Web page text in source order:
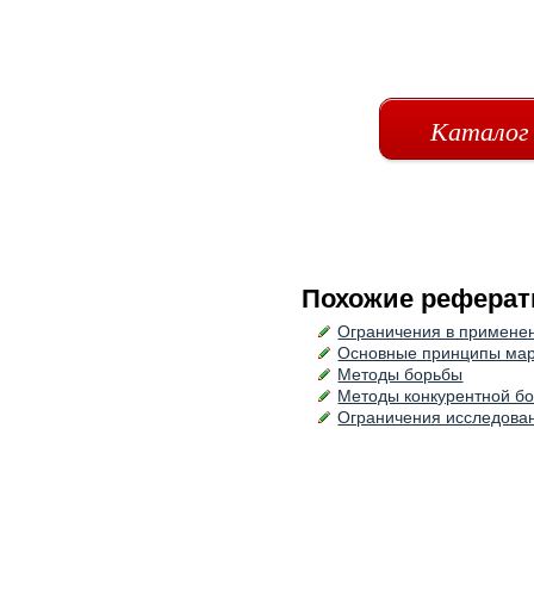
Похожие
Ограничения в
Основные принципы
Методы борьбы
Методы конкурентной
Ограничения